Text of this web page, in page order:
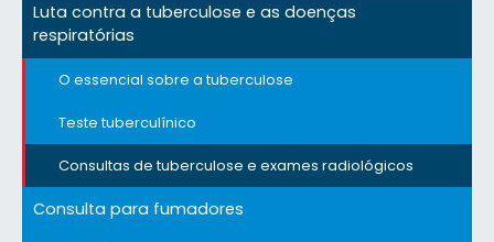
Luta contra a tuberculose e as doenças
respiratórias
O essencial sobre a tuberculose
Teste tuberculínico
Consultas de tuberculose e exames radiológicos
Consulta para fumadores